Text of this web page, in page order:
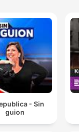
- Sin
guion